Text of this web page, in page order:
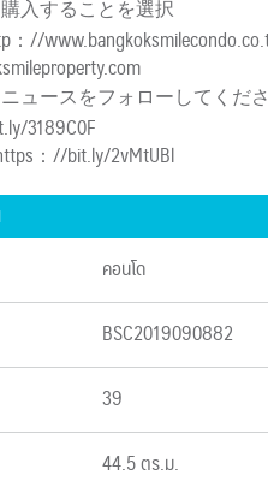
入することを選択
//
ュースをフォローしてくだ
3189C0F
：//bit.ly/2vMtUBl
คอนโด
BSC2019090882
39
44.5 ตร.ม.